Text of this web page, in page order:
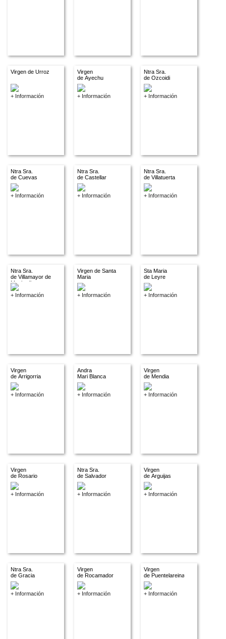
Virgen de Urroz
+ Información
Virgen
de Ayechu
+ Información
Ntra Sra.
de Ozcoidi
+ Información
Ntra Sra.
de Cuevas
+ Información
Ntra Sra.
de Castellar
+ Información
Ntra Sra.
de Villatuerta
+ Información
Ntra Sra.
de Villamayor de
Monjardin
+ Información
Virgen de Santa
Maria
+ Información
Sta Maria
de Leyre
+ Información
Virgen
de Arrigorria
+ Información
Andra
Mari Blanca
+ Información
Virgen
de Mendia
+ Información
Virgen
de Rosario
+ Información
Ntra Sra.
de Salvador
+ Información
Virgen
de Arguijas
+ Información
Ntra Sra.
de Gracia
+ Información
Virgen
de Rocamador
+ Información
Virgen
de Puentelareina
+ Información